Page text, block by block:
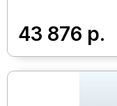
43 876 р.